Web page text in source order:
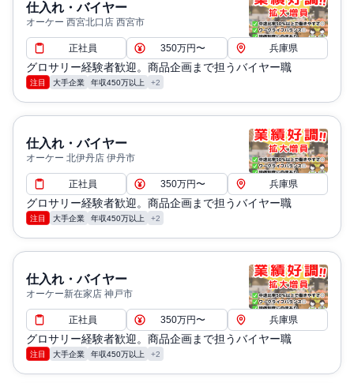
仕入れ・バイヤー
オーケー 西宮北口店 西宮市
正社員 350万円〜 兵庫県
グロサリー経験者歓迎。商品企画まで担うバイヤー職
注目 大手企業 年収450万以上 +2
仕入れ・バイヤー
オーケー 北伊丹店 伊丹市
正社員 350万円〜 兵庫県
グロサリー経験者歓迎。商品企画まで担うバイヤー職
注目 大手企業 年収450万以上 +2
仕入れ・バイヤー
オーケー新在家店 神戸市
正社員 350万円〜 兵庫県
グロサリー経験者歓迎。商品企画まで担うバイヤー職
注目 大手企業 年収450万以上 +2